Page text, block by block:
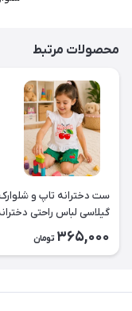
محصولات مرتبط
ست دخترانه تاپ و
گیلاسی لباس راحتی
365,000 تومان